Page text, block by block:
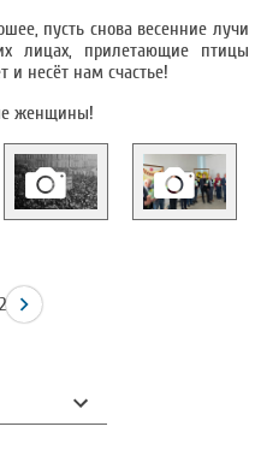
пусть снова весенние лучи
лицах, прилетающие птицы
и несёт нам счастье!
женщины!